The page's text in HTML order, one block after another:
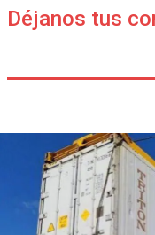
Déjanos tus